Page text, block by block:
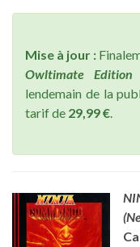
Mise à jour :
Owltimate Edition
lendemain de la
tarif de 29,99 €.